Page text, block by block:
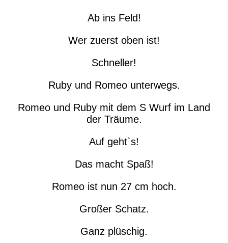
Ab ins Feld!
Wer zuerst oben ist!
Schneller!
Ruby und Romeo unterwegs.
Romeo und Ruby mit dem S Wurf im Land
der Träume.
Auf geht`s!
Das macht Spaß!
Romeo ist nun 27 cm hoch.
Großer Schatz.
Ganz plüschig.